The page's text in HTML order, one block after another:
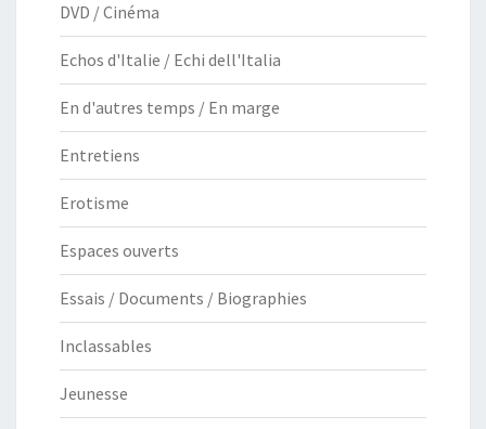
DVD / Cinéma
Echos d'Italie / Echi dell'Italia
En d'autres temps / En marge
Entretiens
Erotisme
Espaces ouverts
Essais / Documents / Biographies
Inclassables
Jeunesse